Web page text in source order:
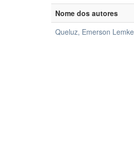
Nome dos autores
Queluz, Emerson Lemke